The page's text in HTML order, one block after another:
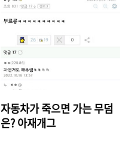
자동차가 죽으면 가는 무덤
은? 아재개그